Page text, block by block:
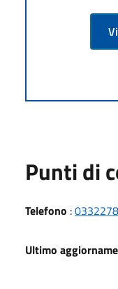
Punti di
Telefono :
Ultimo